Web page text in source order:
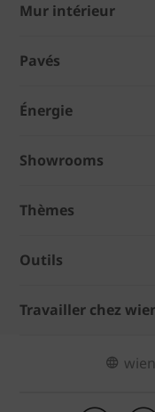
Mur intérieur
Pavés
Énergie
Showrooms
Thèmes
Outils
Travailler chez